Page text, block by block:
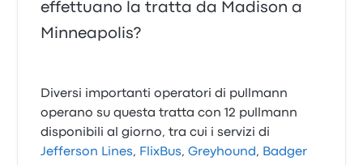
effettuano la tratta da Madison a
Minneapolis?
Diversi importanti operatori di pullmann
operano su questa tratta con 12 pullmann
disponibili al giorno, tra cui i servizi di
Jefferson Lines, FlixBus,Greyhound , Badger